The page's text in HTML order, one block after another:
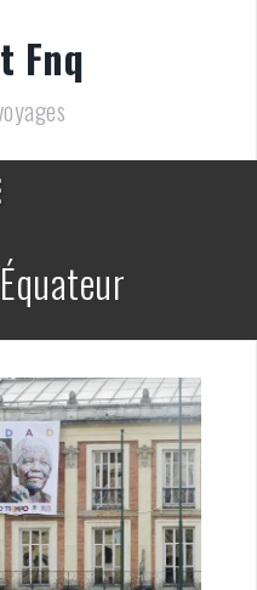
Fnq
Équateur